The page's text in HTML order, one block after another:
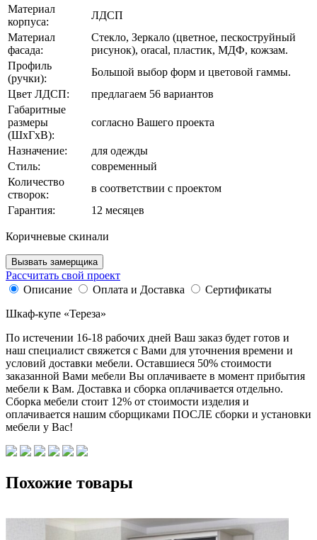
Материал
корпуса:
ЛДСП
Материал
фасада:
Стекло, Зеркало (цветное, пескоструйный
рисунок), oracal, пластик, МДФ, кожзам.
Профиль
(ручки):
Большой выбор форм и цветовой гаммы.
Цвет ЛДСП:
предлагаем 56 вариантов
Габаритные
размеры
(ШхГхВ):
согласно Вашего проекта
Назначение:
для одежды
Стиль:
современный
Количество
створок:
в соответствии с проектом
Гарантия:
12 месяцев
Коричневые скинали
Вызвать замерщика
Рассчитать свой проект
Описание
Оплата и Доставка
Сертификаты
Шкаф-купе «Тереза»
По истечении 16-18 рабочих дней Ваш заказ будет готов и
наш специалист свяжется с Вами для уточнения времени и
условий доставки мебели. Оставшиеся 50% стоимости
заказанной Вами мебели Вы оплачиваете в момент прибытия
мебели к Вам. Доставка и сборка оплачивается отдельно.
Сборка мебели стоит 12% от стоимости изделия и
оплачивается нашим сборщиками ПОСЛЕ сборки и установки
мебели у Вас!
Похожие товары